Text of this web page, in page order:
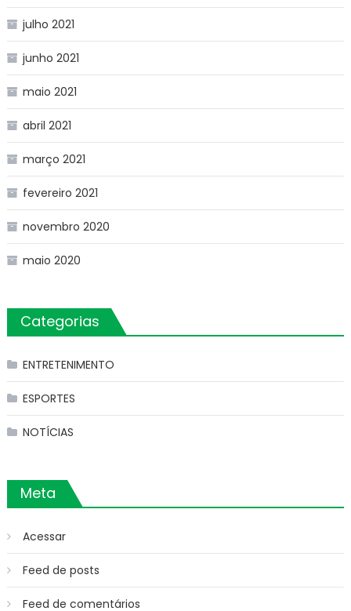
julho 2021
junho 2021
maio 2021
abril 2021
março 2021
fevereiro 2021
novembro 2020
maio 2020
Categorias
ENTRETENIMENTO
ESPORTES
NOTÍCIAS
Meta
Acessar
Feed de posts
Feed de comentários